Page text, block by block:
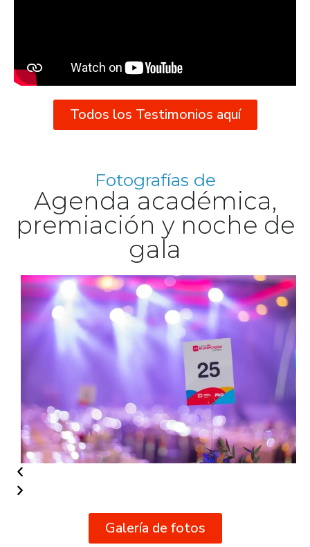
Todos los Testimonios aquí
Fotografías de
Agenda académica,
premiación y noche de
gala
Galería de fotos